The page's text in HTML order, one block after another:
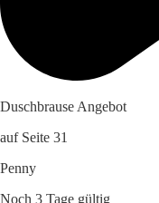
Duschbrause Angebot
auf Seite 31
Penny
Noch 3 Tage gültig